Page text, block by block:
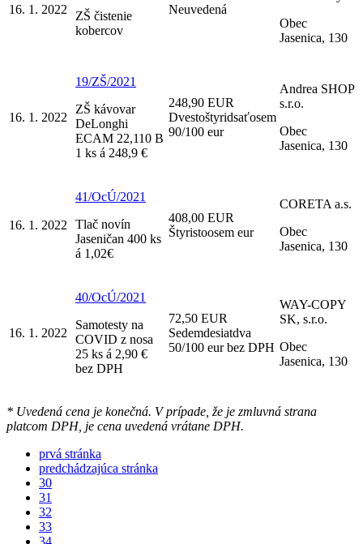
16. 1. 2022
ZŠ čistenie
kobercov
Neuvedená
Obec
Jasenica, 130
16. 1. 2022
19/ZŠ/2021
ZŠ kávovar
DeLonghi
ECAM 22,110 B
1 ks á 248,9 €
248,90 EUR
Dvestoštyridsaťosem
90/100 eur
Andrea SHOP
s.r.o.
Obec
Jasenica, 130
16. 1. 2022
41/OcÚ/2021
Tlač novín
Jaseničan 400 ks
á 1,02€
408,00 EUR
Štyristoosem eur
CORETA a.s.
Obec
Jasenica, 130
16. 1. 2022
40/OcÚ/2021
Samotesty na
COVID z nosa
25 ks á 2,90 €
bez DPH
72,50 EUR
Sedemdesiatdva
50/100 eur bez DPH
WAY-COPY
SK, s.r.o.
Obec
Jasenica, 130
* Uvedená cena je konečná. V prípade, že je zmluvná strana
platcom DPH, je cena uvedená vrátane DPH.
prvá stránka
predchádzajúca stránka
30
31
32
33
34